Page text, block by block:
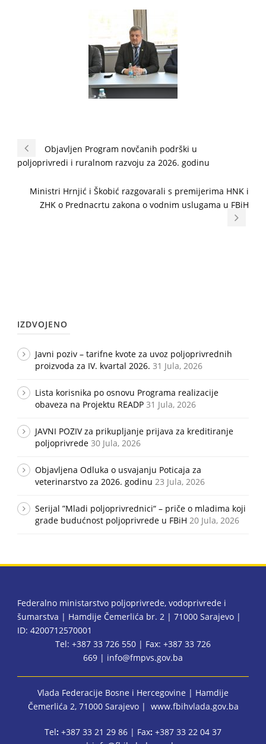
Objavljen Program novčanih podrški u
poljoprivredi i ruralnom razvoju za 2026. godinu
Ministri Hrnjić i Škobić razgovarali s premijerima HNK i
ZHK o Prednacrtu zakona o vodnim uslugama u FBiH
IZDVOJENO
Javni poziv – tarifne kvote za uvoz poljoprivrednih
proizvoda za IV. kvartal 2026. 31 Jula, 2026
Lista korisnika po osnovu Programa realizacije
obaveza na Projektu READP 31 Jula, 2026
JAVNI POZIV za prikupljanje prijava za kreditiranje
poljoprivrede 30 Jula, 2026
Objavljena Odluka o usvajanju Poticaja za
veterinarstvo za 2026. godinu 23 Jula, 2026
Serijal ”Mladi poljoprivrednici“ – priče o mladima koji
grade budućnost poljoprivrede u FBiH 20 Jula, 2026
Federalno ministarstvo poljoprivrede, vodoprivrede i
šumarstva | Hamdije Čemerlića br. 2 | 71000 Sarajevo |
ID: 4200712570001
Tel: +387 33 726 550 | Fax: +387 33 726
669 | info@fmpvs.gov.ba
Vlada Federacije Bosne i Hercegovine | Hamdije
Čemerlića 2, 71000 Sarajevo | www.fbihvlada.gov.ba
Tel: +387 33 21 29 86 | Fax: +387 33 22 04 37